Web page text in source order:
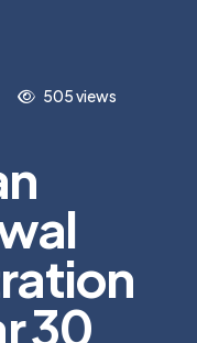
505 views
30